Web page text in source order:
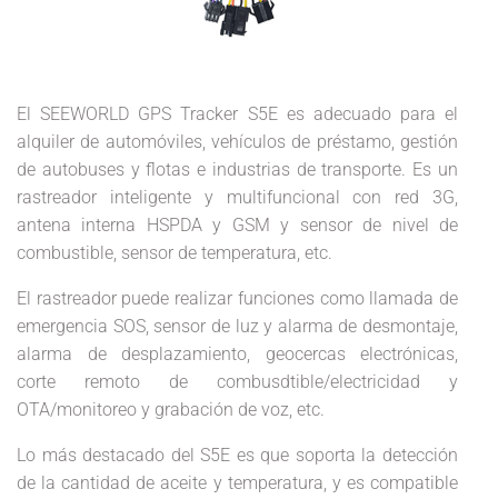
El SEEWORLD GPS Tracker S5E es adecuado para el
alquiler de automóviles, vehículos de préstamo, gestión
de autobuses y flotas e industrias de transporte. Es un
rastreador inteligente y multifuncional con red 3G,
antena interna HSPDA y GSM y sensor de nivel de
combustible, sensor de temperatura, etc.
El rastreador puede realizar funciones como llamada de
emergencia SOS, sensor de luz y alarma de desmontaje,
alarma de desplazamiento, geocercas electrónicas,
corte remoto de combusdtible/electricidad y
OTA/monitoreo y grabación de voz, etc.
Lo más destacado del S5E es que soporta la detección
de la cantidad de aceite y temperatura, y es compatible